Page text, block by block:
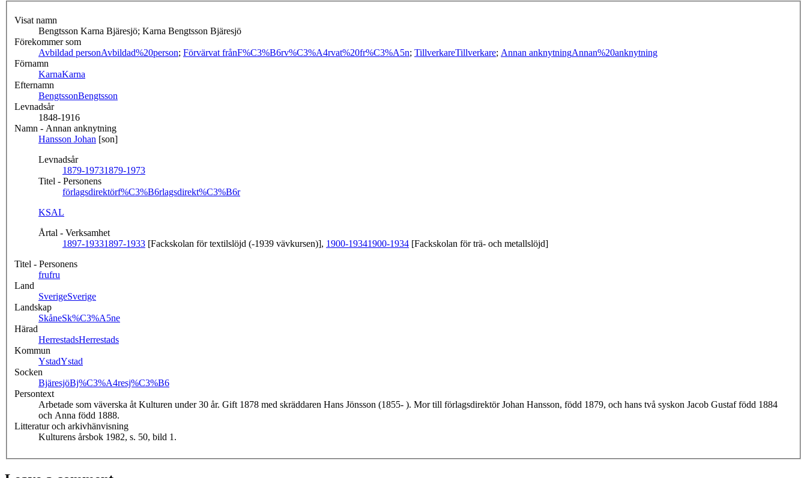
Visat namn
Bengtsson Karna Bjäresjö; Karna Bengtsson Bjäresjö
Förekommer som
Avbildad personAvbildad%20person; Förvärvat frånF%C3%B6rv%C3%A4rvat%20fr%C3%A5n; TillverkareTillverkare; Annan anknytningAnnan%20anknytning
Förnamn
KarnaKarna
Efternamn
BengtssonBengtsson
Levnadsår
1848-1916
Namn - Annan anknytning
Hansson Johan [son]
Levnadsår
1879-19731879-1973
Titel - Personens
förlagsdirektörf%C3%B6rlagsdirekt%C3%B6r
KSAL
Årtal - Verksamhet
1897-19331897-1933 [Fackskolan för textilslöjd (-1939 vävkursen)], 1900-19341900-1934 [Fackskolan för trä- och metallslöjd]
Titel - Personens
frufru
Land
SverigeSverige
Landskap
SkåneSk%C3%A5ne
Härad
HerrestadsHerrestads
Kommun
YstadYstad
Socken
BjäresjöBj%C3%A4resj%C3%B6
Persontext
Arbetade som väverska åt Kulturen under 30 år. Gift 1878 med skräddaren Hans Jönsson (1855- ). Mor till förlagsdirektör Johan Hansson, född 1879, och hans två syskon Jacob Gustaf född 1884
och Anna född 1888.
Litteratur och arkivhänvisning
Kulturens årsbok 1982, s. 50, bild 1.